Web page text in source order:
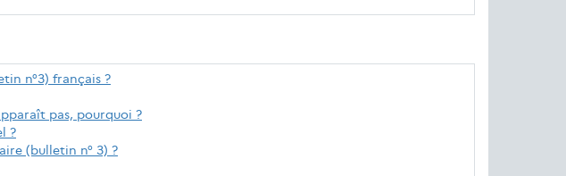
n°3) français ?
pas, pourquoi ?
?
(bulletin n° 3) ?